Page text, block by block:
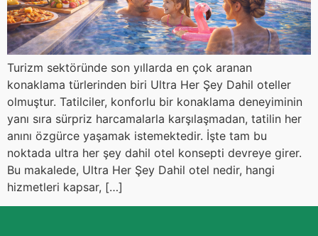
Turizm sektöründe son yıllarda en çok aranan
konaklama türlerinden biri Ultra Her Şey Dahil oteller
olmuştur. Tatilciler, konforlu bir konaklama deneyiminin
yanı sıra sürpriz harcamalarla karşılaşmadan, tatilin her
anını özgürce yaşamak istemektedir. İşte tam bu
noktada ultra her şey dahil otel konsepti devreye girer.
Bu makalede, Ultra Her Şey Dahil otel nedir, hangi
hizmetleri kapsar, […]